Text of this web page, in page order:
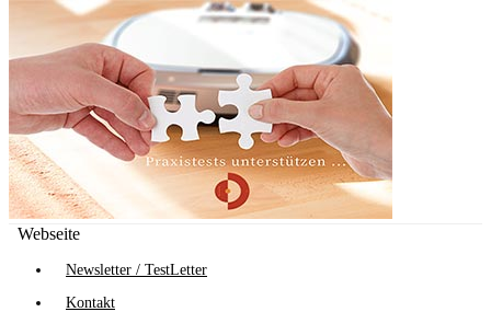
Webseite
Newsletter / TestLetter
Kontakt